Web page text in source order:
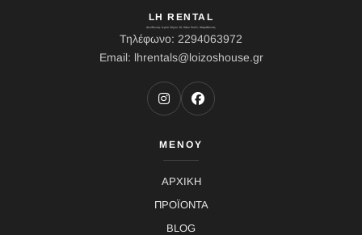
LH RENTAL
Διεύθυνση: Ιερού Λόχου 10, Κάτω Σούλι, Μαραθώνας
Τηλέφωνο: 2294063972
Email: lhrentals@loizoshouse.gr
ΜΕΝΟΥ
ΑΡΧΙΚΗ
ΠΡΟΪΟΝΤΑ
BLOG